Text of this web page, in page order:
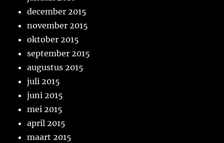
december 2015
november 2015
oktober 2015
september 2015
augustus 2015
juli 2015
juni 2015
mei 2015
april 2015
maart 2015